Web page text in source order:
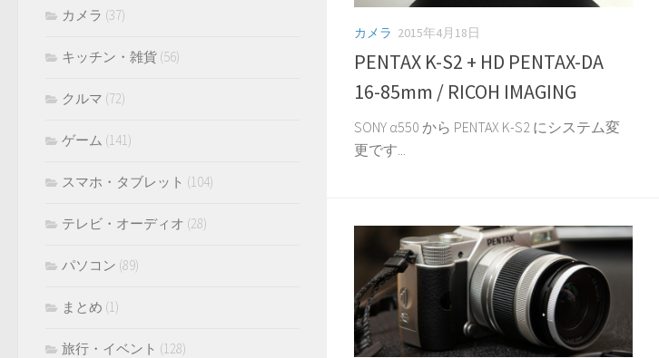
カメラ 2015年4月18日
PENTAX K-S2 + HD PENTAX-DA
16-85mm / RICOH IMAGING
SONY α550 から PENTAX K-S2 にシステム変
更です...
カメラ (37)
キッチン・雑貨 (56)
クルマ (72)
ゲーム (141)
スマホ・タブレット (104)
テレビ・オーディオ (28)
パソコン (89)
まとめ (1)
旅行・イベント (128)